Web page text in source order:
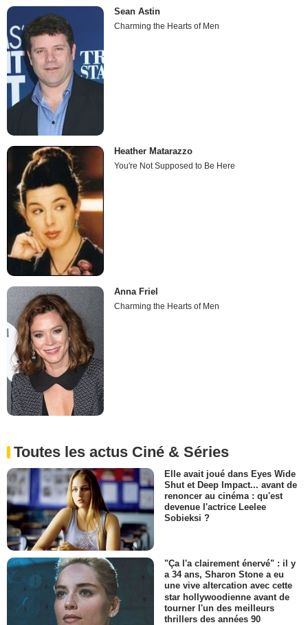
Sean Astin
Charming the Hearts of Men
Heather Matarazzo
You're Not Supposed to Be Here
Anna Friel
Charming the Hearts of Men
Toutes les actus Ciné & Séries
Elle avait joué dans Eyes Wide
Shut et Deep Impact... avant de
renoncer au cinéma : qu'est
devenue l'actrice Leelee
Sobieksi ?
"Ça l'a clairement énervé" : il y
a 34 ans, Sharon Stone a eu
une vive altercation avec cette
star hollywoodienne avant de
tourner l'un des meilleurs
thrillers des années 90